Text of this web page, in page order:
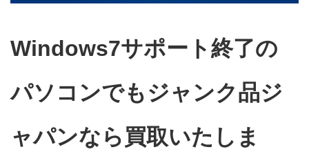
Windows7サポート終了の
パソコンでもジャンク品ジ
ャパンなら買取いたしま